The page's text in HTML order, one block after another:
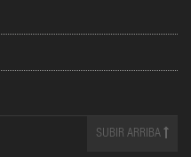
SUBIR ARRIBA